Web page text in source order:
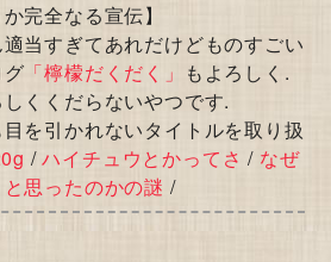
完全なる宣伝】
当すぎてあれだけどものすごい
「檸檬だくだく」 もよろしく.
くくだらないやつです.
を引かれないタイトルを取り扱
/ハイチュウとかってさ / なぜ
思ったのかの謎 /